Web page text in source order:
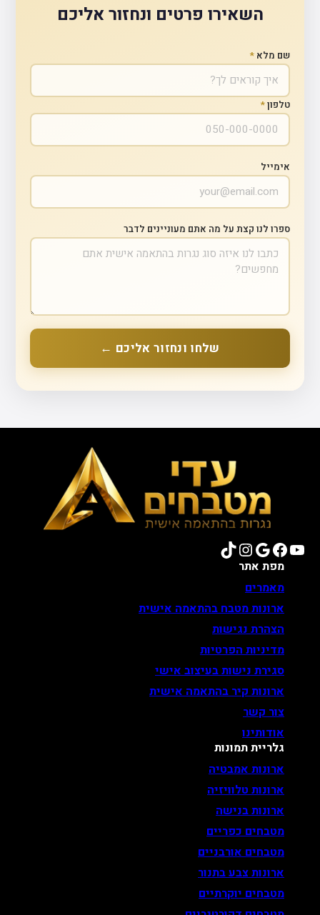
השאירו פרטים ונחזור אליכם
שם מלא*
טלפון*
אימייל
ספרו לנו קצת על מה אתם מעוניינים לדבר
שלחו ונחזור אליכם ←
YouTube
Facebook
Google
Instagram
TikTok
מפת אתר
מאמרים
ארונות מטבח בהתאמה אישית
הצהרת נגישות
מדיניות הפרטיות
סגירת נישות בעיצוב אישי
ארונות קיר בהתאמה אישית
צור קשר
אודותינו
גלריית תמונות
ארונות אמבטיה
ארונות טלוויזיה
ארונות בנישה
מטבחים כפריים
מטבחים אורבניים
ארונות צבע בתנור
מטבחים יוקרתיים